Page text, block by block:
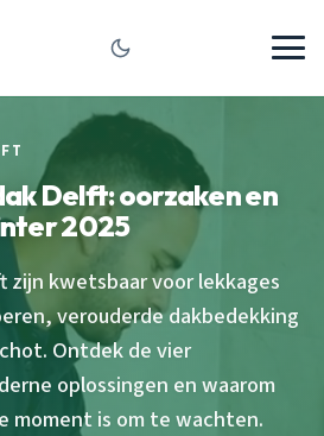
Delft: oorzaken en
2025
zijn kwetsbaar voor lekkages
verouderde dakbedekking
Ontdek de vier
oplossingen en waarom
is om te wachten.